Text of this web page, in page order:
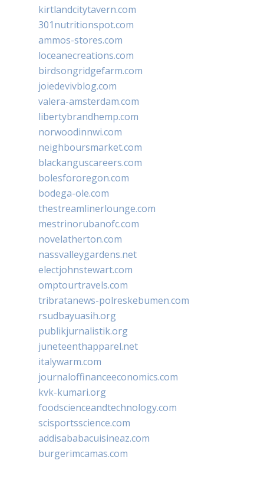
kirtlandcitytavern.com
301nutritionspot.com
ammos-stores.com
loceanecreations.com
birdsongridgefarm.com
joiedevivblog.com
valera-amsterdam.com
libertybrandhemp.com
norwoodinnwi.com
neighboursmarket.com
blackanguscareers.com
bolesfororegon.com
bodega-ole.com
thestreamlinerlounge.com
mestrinorubanofc.com
novelatherton.com
nassvalleygardens.net
electjohnstewart.com
omptourtravels.com
tribratanews-polreskebumen.com
rsudbayuasih.org
publikjurnalistik.org
juneteenthapparel.net
italywarm.com
journaloffinanceeconomics.com
kvk-kumari.org
foodscienceandtechnology.com
scisportsscience.com
addisababacuisineaz.com
burgerimcamas.com